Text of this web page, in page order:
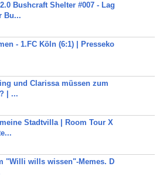
Bushcraft Shelter #007 - Lag
Bu...
- 1.FC Köln (6:1) | Presseko
und Clarissa müssen zum
| ...
Stadtvilla | Room Tour X
"Willi wills wissen"-Memes. D